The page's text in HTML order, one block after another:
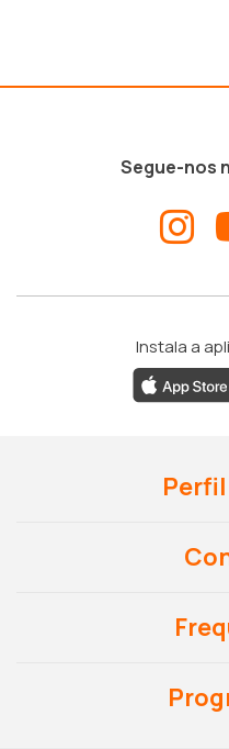
Segue-nos
Instala a